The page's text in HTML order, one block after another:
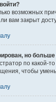
возможных
вам закрыт
но больше
по какой-
чтобы